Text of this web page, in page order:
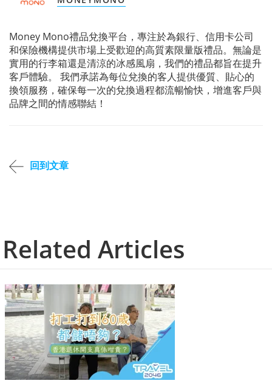
Money Mono禮品兌換平台，專注於為銀行、信用卡公司
和保險機構提供市場上受歡迎的高質素限量版禮品。無論是
實用的行李箱還是清涼的冰感風扇，我們的禮品都旨在提升
客戶體驗。 我們承諾為每位兌換的客人提供優質、貼心的
換領服務，確保每一次的兌換過程都流暢愉快，增進客戶與
品牌之間的情感聯結！
回到文章
Related Articles